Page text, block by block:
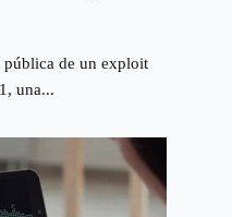
pública de un exploit
una...